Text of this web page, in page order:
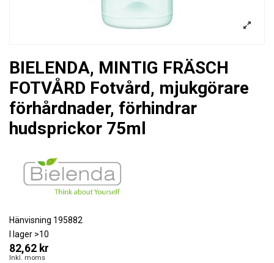
BIELENDA, MINTIG FRÄSCH
FOTVÅRD Fotvård, mjukgörare
förhårdnader, förhindrar
hudsprickor 75ml
Hänvisning 195882
I lager >10
82,62 kr
Inkl. moms